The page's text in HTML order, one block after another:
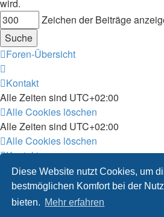
Diese Website nutzt Cookies, um
bestmöglichen Komfort bei der
bieten. Mehr erfahren
wird.
Zeichen der Beiträge
Foren-Übersicht
Kontakt
Alle Zeiten sind UTC+02:00
Alle Cookies löschen
Alle Zeiten sind UTC+02:00
Alle Cookies löschen
Kontakt
Powered byphpBB® Forum
Deutsche Übersetzung durch
Datenschutz|Nutzungsbedingungen